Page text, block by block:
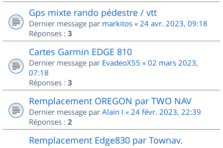
Gps mixte rando pédestre / vtt
Dernier message par markitos « 24 avr. 2023, 09:18
Réponses : 3
Cartes Garmin EDGE 810
Dernier message par EvadeoX55 « 02 mars 2023,
07:18
Réponses : 3
Remplacement OREGON par TWO NAV
Dernier message par Alain I « 24 févr. 2023, 22:39
Réponses : 2
Remplacement Edge830 par Townav.